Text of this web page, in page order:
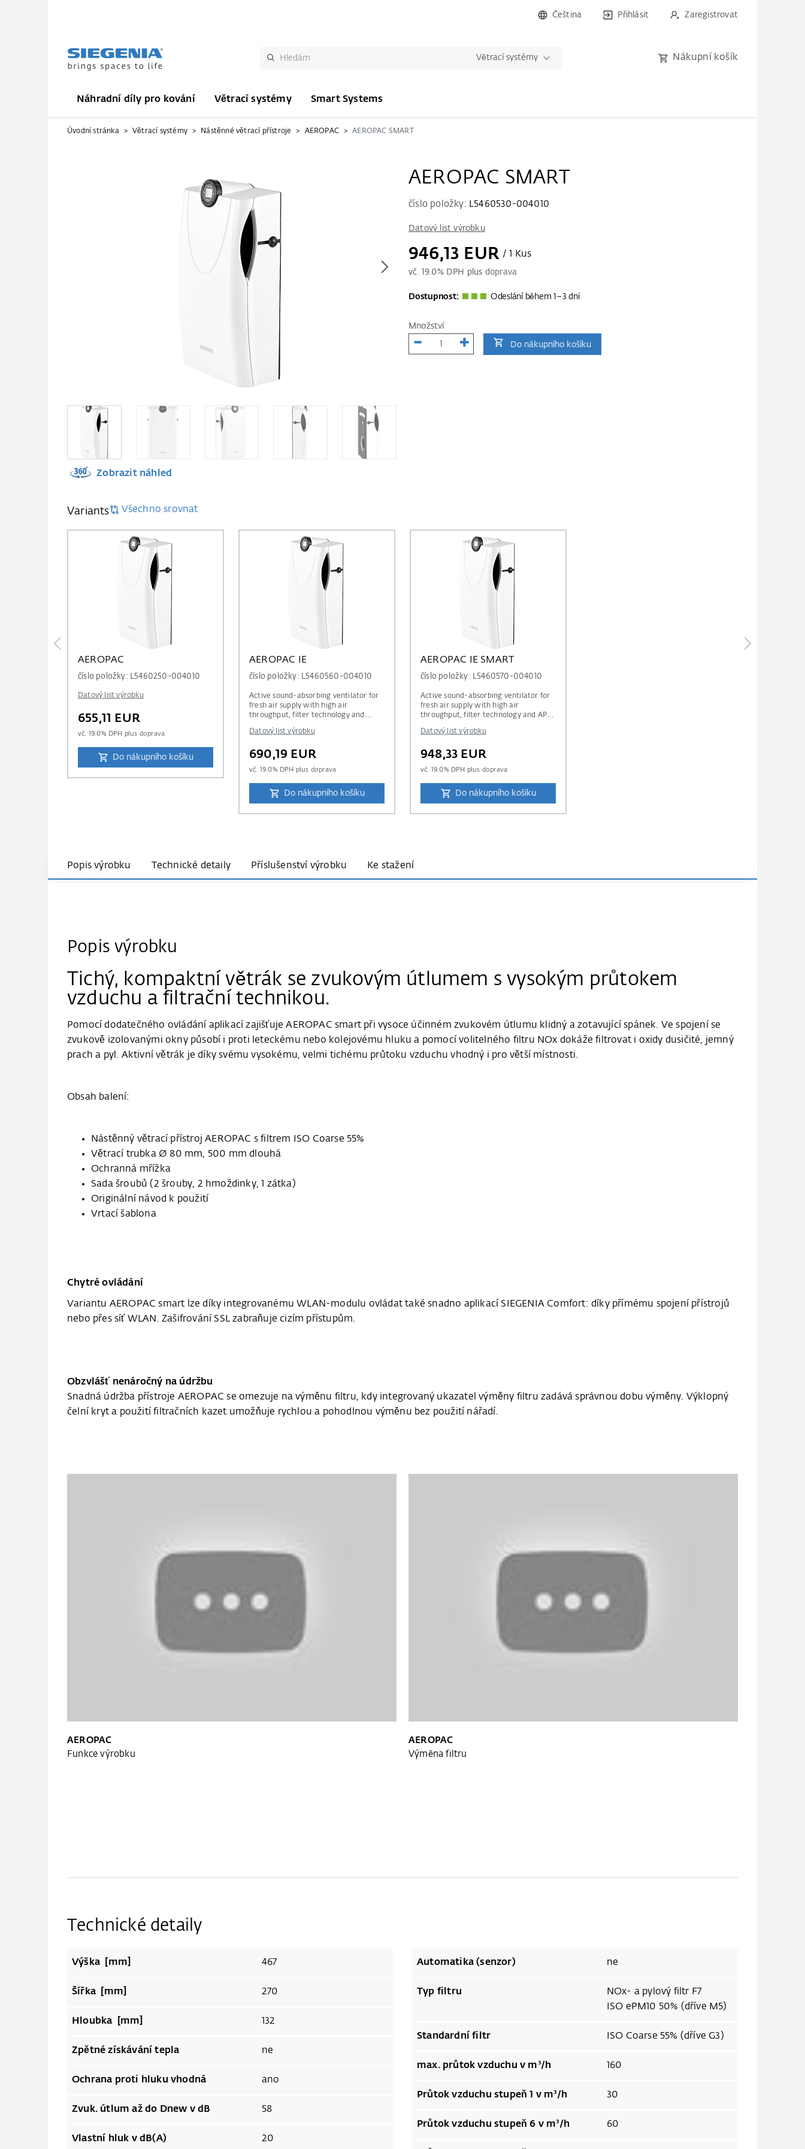
Čeština Přihlásit Zaregistrovat
Větrací systémy Nákupní košík
Náhradní díly pro kování Větrací systémy Smart Systems
Úvodní stránka Větrací systémy Nástěnné větrací přístroje AEROPAC AEROPAC SMART
Zobrazit náhled
AEROPAC SMART
číslo položky: L5460530-004010
Datový list výrobku
946,13 EUR / 1 Kus
vč. 19.0% DPH plus doprava
Dostupnost: Odeslání během 1–3 dní
Množství
Do nákupního košíku
Variants Všechno srovnat
AEROPAC
číslo položky: L5460250-004010
Datový list výrobku
655,11 EUR
vč. 19.0% DPH plus doprava
Do nákupního košíku
AEROPAC IE
číslo položky: L5460560-004010
Active sound-absorbing ventilator for
fresh air supply with high air
throughput, filter technology and
Datový list výrobku
690,19 EUR
vč. 19.0% DPH plus doprava
Do nákupního košíku
AEROPAC IE SMART
číslo položky: L5460570-004010
Active sound-absorbing ventilator for
fresh air supply with high air
throughput, filter technology and APP-
Datový list výrobku
948,33 EUR
vč. 19.0% DPH plus doprava
Do nákupního košíku
Popis výrobku Technické detaily Příslušenství výrobku Ke stažení
Popis výrobku
Tichý, kompaktní větrák se zvukovým útlumem s vysokým průtokem
vzduchu a filtrační technikou.
Pomocí dodatečného ovládání aplikací zajišťuje AEROPAC smart při vysoce účinném zvukovém útlumu klidný a zotavující spánek. Ve spojení se
zvukově izolovanými okny působí i proti leteckému nebo kolejovému hluku a pomocí volitelného filtru NOx dokáže filtrovat i oxidy dusičité, jemný
prach a pyl. Aktivní větrák je díky svému vysokému, velmi tichému průtoku vzduchu vhodný i pro větší místnosti.
Obsah balení:
Nástěnný větrací přístroj AEROPAC s filtrem ISO Coarse 55%
Větrací trubka Ø 80 mm, 500 mm dlouhá
Ochranná mřížka
Sada šroubů (2 šrouby, 2 hmoždinky, 1 zátka)
Originální návod k použití
Vrtací šablona
Chytré ovládání
Variantu AEROPAC smart lze díky integrovanému WLAN-modulu ovládat také snadno aplikací SIEGENIA Comfort: díky přímému spojení přístrojů
nebo přes síť WLAN. Zašifrování SSL zabraňuje cizím přístupům.
Obzvlášť nenáročný na údržbu
Snadná údržba přístroje AEROPAC se omezuje na výměnu filtru, kdy integrovaný ukazatel výměny filtru zadává správnou dobu výměny. Výklopný
čelní kryt a použití filtračních kazet umožňuje rychlou a pohodlnou výměnu bez použití nářadí.
AEROPAC
Funkce výrobku
AEROPAC
Výměna filtru
Technické detaily
Výška [mm] 467
Šířka [mm] 270
Hloubka [mm] 132
Zpětné získávání tepla ne
Ochrana proti hluku vhodná ano
Zvuk. útlum až do Dnew v dB 58
Vlastní hluk v dB(A) 20
Automatika (senzor) ne
Typ filtru
NOx- a pylový filtr F7
ISO ePM10 50% (dříve M5)
Standardní filtr ISO Coarse 55% (dříve G3)
max. průtok vzduchu v m³/h 160
Průtok vzduchu stupeň 1 v m³/h 30
Průtok vzduchu stupeň 6 v m³/h 60